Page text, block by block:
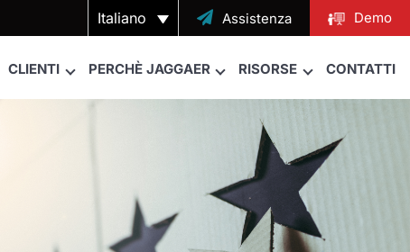
Italiano  Assistenza Demo
CLIENTI PERCHÈ JAGGAER RISORSE CONTATTI